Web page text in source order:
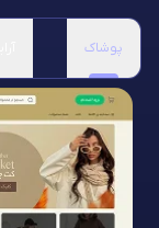
پوشاک